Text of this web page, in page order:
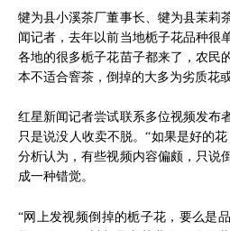
犍为县小溪茶厂董事长、犍为县茉莉
闻记者，去年以前当地栀子花品种很
各地的很多栀子花苗子都来了，农民
本不适合窨茶，倒掉的大多为劣质花
红星新闻记者尝试联系多位视频发布
只是说没人收卖不脱。“如果是好的
分析认为，有些视频内容偏颇，只说
成一种错觉。
“网上发视频倒掉的栀子花，要么是